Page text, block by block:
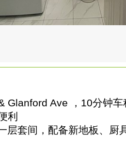
Glanford Ave ，10分钟
利
层套间，配备新地板、厨